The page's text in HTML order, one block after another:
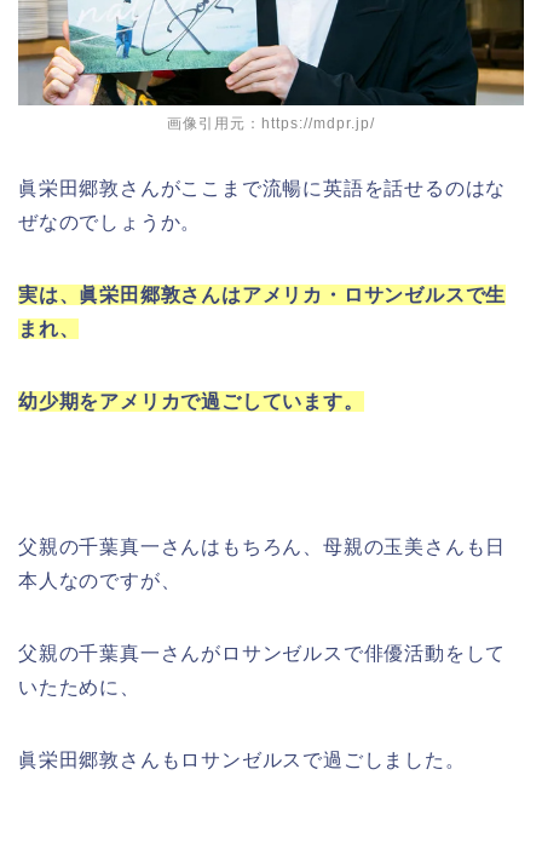
画像引用元：https://mdpr.jp/
眞栄田郷敦さんがここまで流暢に英語を話せるのはな
ぜなのでしょうか。
実は、眞栄田郷敦さんはアメリカ・ロサンゼルスで生
まれ、
幼少期をアメリカで過ごしています。
父親の千葉真一さんはもちろん、母親の玉美さんも日
本人なのですが、
父親の千葉真一さんがロサンゼルスで俳優活動をして
いたために、
眞栄田郷敦さんもロサンゼルスで過ごしました。